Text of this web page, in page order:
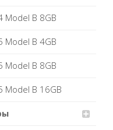
Model B 8GB
Model B 4GB
Model B 8GB
Model B 16GB